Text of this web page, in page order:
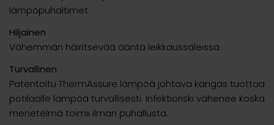
lämpöpuhaltimet
Hiljainen
Vähemmän häiritsevää ääntä leikkaussaleissa
Turvallinen
Patentoitu ThermAssure lämpöä johtava kangas tuottaa
potilaalle lämpöä turvallisesti. Infektioriski vähenee koska
menetelmä toimii ilman puhallusta.